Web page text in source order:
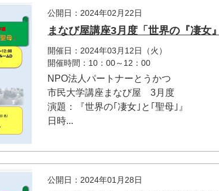
公開日：2024年02月22日
まなび屋講座3月度「世界の『凄女
開催日：2024年03月12日（火）
開催時間：10：00～12：00
NPO法人パートナーとうかつ
市民大学講座まなび屋 3月度
演題：『世界の｢凄女｣と｢聖母｣』
日時...
公開日：2024年01月28日